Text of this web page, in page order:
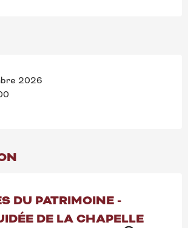
2026
DU PATRIMOINE -
DE LA CHAPELLE